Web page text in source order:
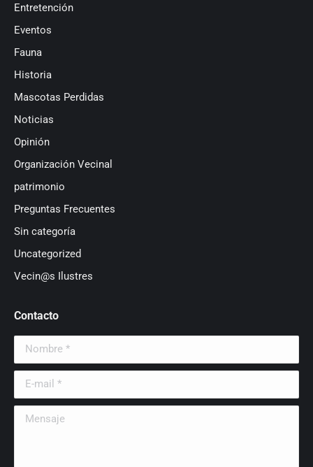
Entretención
Eventos
Fauna
Historia
Mascotas Perdidas
Noticias
Opinión
Organización Vecinal
patrimonio
Preguntas Frecuentes
Sin categoría
Uncategorized
Vecin@s Ilustres
Contacto
Nombre *
E-mail *
Mensaje